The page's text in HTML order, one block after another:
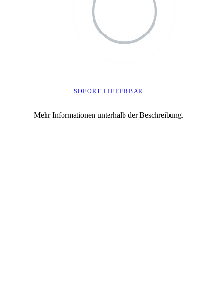
SOFORT LIEFERBAR
Mehr Informationen unterhalb der Beschreibung.